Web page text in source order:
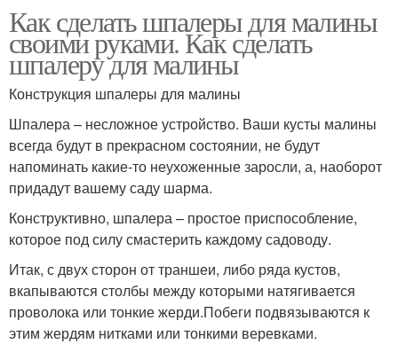
Как сделать шпалеры для малины
своими руками. Как сделать
шпалеру для малины
Конструкция шпалеры для малины
Шпалера – несложное устройство. Ваши кусты малины
всегда будут в прекрасном состоянии, не будут
напоминать какие-то неухоженные заросли, а, наоборот
придадут вашему саду шарма.
Конструктивно, шпалера – простое приспособление,
которое под силу смастерить каждому садоводу.
Итак, с двух сторон от траншеи, либо ряда кустов,
вкапываются столбы между которыми натягивается
проволока или тонкие жерди.Побеги подвязываются к
этим жердям нитками или тонкими веревками.